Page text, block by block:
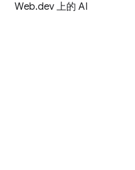
Web.dev 上的 AI